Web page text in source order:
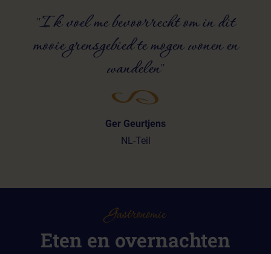
"Ik voel me bevoorrecht om in dit
mooie grensgebied te mogen wonen en
wandelen"
Ger Geurtjens
NL-Teil
Gastronomie
Eten en overnachten